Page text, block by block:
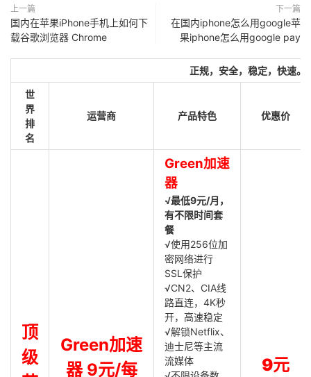
上一篇
国内在苹果iPhone手机上如何下
载谷歌浏览器 Chrome
下一篇
在国内iphone怎么用google苹
果iphone怎么用google pay
正规，安全，稳定，快速。
世
界
排
名
运营商 产品特色 优惠价
顶
级
Green加速
器 9元/每
Green加速
器
√最低9元/月，
有不限时间套
餐
√使用256位加
密网络进行
SSL保护
√CN2、CIA线
路直连，4K秒
开，高速稳定
√解锁Netflix、
迪士尼等主流
流媒体
9元